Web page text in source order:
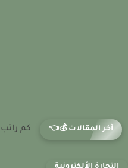
آخر المقالات 💰👈